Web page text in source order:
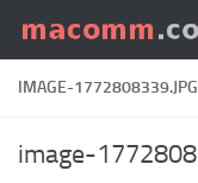
Skip to content
IMAGE-1772808339.JPG
image-